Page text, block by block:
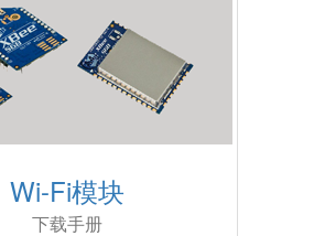
Wi-Fi模块
下载手册